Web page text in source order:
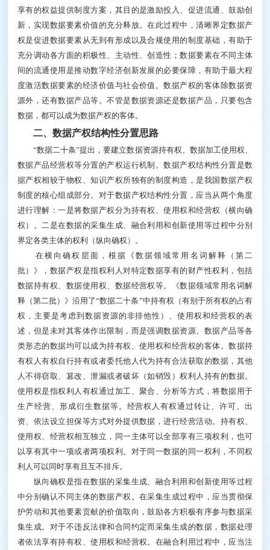
享有的权益提供制度方案，其目的是激励投入、促进流通、鼓励创
新，实现数据要素价值的充分释放。在此过程中，清晰界定数据产
权是促进数据要素从无到有形成以及合规使用的制度基础，有助于
充分调动各方面的积极性、主动性、创造性；数据要素在不同主体
间的流通使用是推动数字经济创新发展的必要保障，有助于最大程
度激活数据要素的经济价值与社会价值。数据产权的客体除数据资
源外，还有数据产品等。不管是数据资源还是数据产品，只要包含
数据，都可以成为数据产权的客体。
二、数据产权结构性分置思路
“数据二十条”提出，要建立数据资源持有权、数据加工使用权、
数据产品经营权等分置的产权运行机制。数据产权结构性分置是数
据产权相较于物权、知识产权所独有的制度构造，是我国数据产权
制度的核心组成部分。对于数据产权结构性分置，应当从两个角度
进行理解：一是将数据产权分为持有权、使用权和经营权（横向确
权）。二是在数据的采集生成、融合利用和创新使用等过程中分别
界定各类主体的权利（纵向确权）。
在横向确权层面，根据《数据领域常用名词解释（第二
批）》，数据产权是指权利人对特定数据享有的财产性权利，包括
数据持有权、数据使用权、数据经营权等。《数据领域常用名词解
释（第二批）》沿用了“数据二十条”中持有权（有别于所有权的占有
权，主要是考虑到数据资源的非排他性）、使用权和经营权的表
述，但是未对其客体作出限制，而是强调数据资源、数据产品等各
类形态的数据均可以成为持有权、使用权和经营权的客体。数据持
有权人有权自行持有或者委托他人代为持有合法获取的数据，其他
人不得窃取、篡改、泄漏或者破坏（如销毁）权利人持有的数据。
使用权是指权利人有权通过加工、聚合、分析等方式，将数据用于
生产经营、形成衍生数据等。经营权人有权通过转让、许可、出
资、依法设立担保等方式对外提供数据，进行经营活动。持有权、
使用权、经营权相互独立，同一主体可以全部享有三项权利，也可
以享有其中一项或者两项权利。对于同一数据的同一权利，不同权
利人可以同时享有且互不排斥。
纵向确权是指在数据的采集生成、融合利用和创新使用等过程
中分别确认不同主体的数据产权。在采集生成过程中，应当贯彻保
护劳动和其他要素贡献的价值取向，鼓励各方积极有序参与数据采
集生成。对于不违反法律和合同约定而采集生成的数据，数据处理
者依法享有持有权、使用权和经营权。在融合利用过程中，应当注